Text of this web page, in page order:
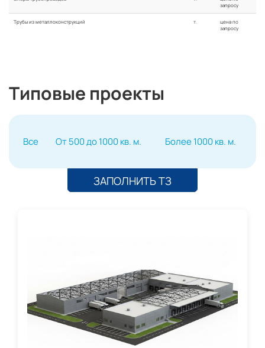
запросу
Трубы из металлоконструкций т.
цена по
запросу
Типовые проекты
Все От 500 до 1000 кв. м. Более 1000 кв. м.
ЗАПОЛНИТЬ ТЗ